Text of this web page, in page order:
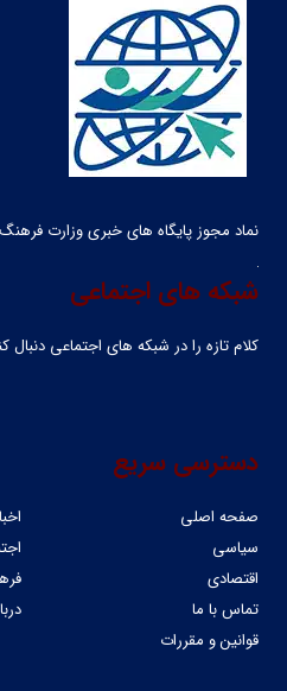
نماد مجوز پایگاه های خبری وزارت
شبکه های اجتماعی
کلام تازه را در شبکه ‌های اجتماعی دنبال
دسترسی سریع
صفحه اصلی
سیاسی
اقتصادی
تماس با ما
قوانین و مقررات